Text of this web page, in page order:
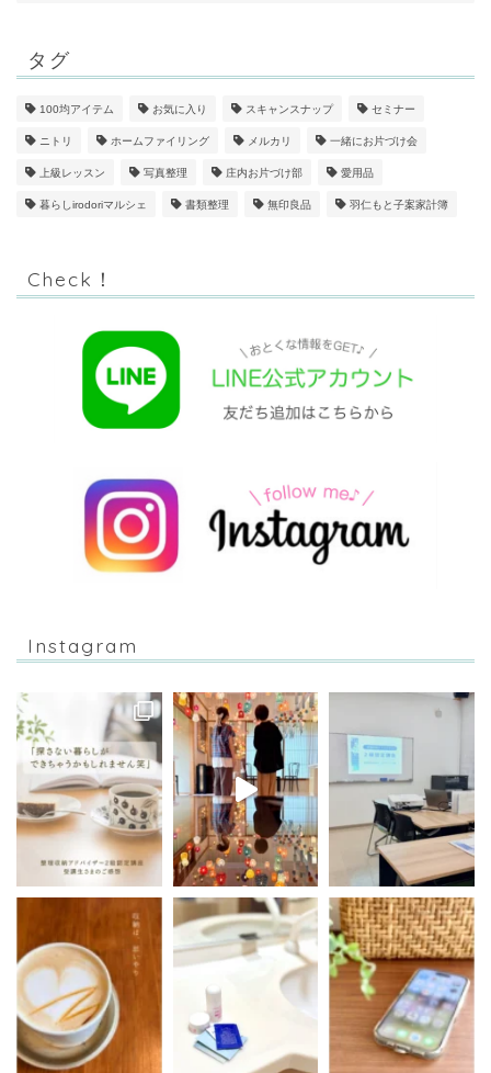
タグ
100均アイテム お気に入り スキャンスナップ セミナー
ニトリ ホームファイリング メルカリ 一緒にお片づけ会
上級レッスン 写真整理 庄内お片づけ部 愛用品
暮らしirodoriマルシェ 書類整理 無印良品 羽仁もと子案家計簿
Check！
Instagram